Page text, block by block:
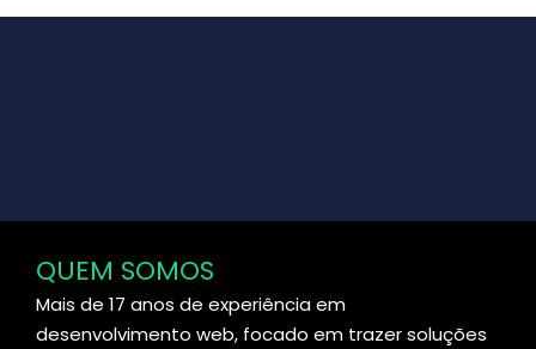
QUEM SOMOS
Mais de 17 anos de experiência em
desenvolvimento web, focado em trazer soluções